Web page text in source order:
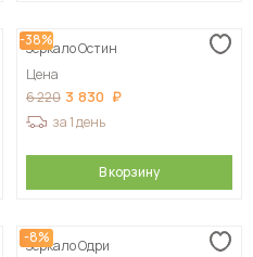
-38%
Зеркало Остин
Цена
6 220 3 830
за 1 день
В корзину
-8%
Зеркало Одри